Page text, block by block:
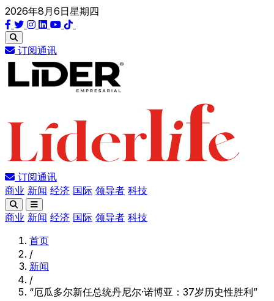
2026年8月6日星期四
订阅通讯
订阅通讯
商业 新闻 经济 国际 领导者 科技
商业 新闻 经济 国际 领导者 科技
首页
/
新闻
/
“厄瓜多尔新任总统丹尼尔·诺博亚：37岁历史性胜利”